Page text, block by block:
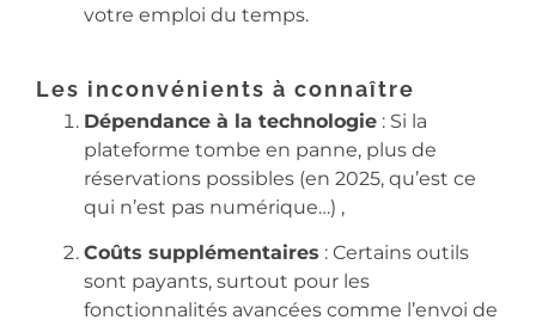
votre emploi du temps.
Les inconvénients à connaître
Dépendance à la technologie : Si la
plateforme tombe en panne, plus de
réservations possibles (en 2025, qu’est ce
qui n’est pas numérique…) ,
Coûts supplémentaires : Certains outils
sont payants, surtout pour les
fonctionnalités avancées comme l’envoi de